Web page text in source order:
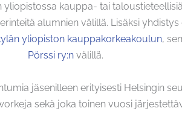
kauppa- tai
alumnien välillä. Lisäksi
yliopiston kauppakorkeakoulun,
Pörssi ry:nvälillä.
jäsenilleen erityisesti Helsingin
sekä joka toinen vuosi